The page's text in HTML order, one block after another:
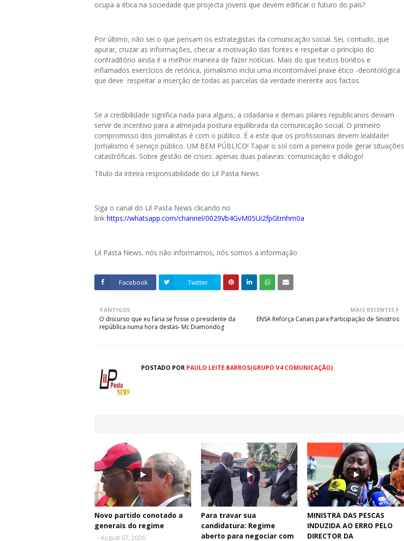
ocupa a ética na sociedade que projecta jovens que devem edificar o futuro do país?
Por último, não sei o que pensam os estrategistas da comunicação social. Sei, contudo, que
apurar, cruzar as informações, checar a motivação das fontes e respeitar o princípio do
contraditório ainda é a melhor maneira de fazer notícias. Mais do que textos bonitos e
inflamados exercícios de retórica, jornalismo inclui uma incontornável praxe ético -deontológica
que deve respeitar a inserção de todas as parcelas da verdade inerente aos factos.
Se a credibilidade significa nada para alguns, a cidadania e demais pilares republicanos deviam
servir de incentivo para a almejada postura equilibrada da comunicação social. O primeiro
compromisso dos jornalistas é com o público. É a este que os profissionais devem lealdade!
Jornalismo é serviço público. UM BEM PÚBLICO! Tapar o sol com a peneira pode gerar situações
catastróficas. Sobre gestão de crises: apenas duas palavras: comunicação e diálogo!
Título da inteira responsabilidade do Lil Pasta News
Siga o canal do Lil Pasta News clicando no
link https://whatsapp.com/channel/0029Vb4GvM05Ui2fpGtmhm0a
Lil Pasta News, nós não informamos, nós somos a informação
Facebook Twitter
MAIS RECENTES
ENSA Reforça Canais para Participação de Sinistros
ANTIGOS
O discurso que eu faria se fosse o presidente da
república numa hora destas- Mc Diamondog
POSTADO POR PAULO LEITE BARROS(GRUPO V4 COMUNICAÇÃO)
Novo partido conotado a
generais do regime
- August 07, 2026
Para travar sua
candidatura: Regime
aberto para negociar com
MINISTRA DAS PESCAS
INDUZIDA AO ERRO PELO
DIRECTOR DA